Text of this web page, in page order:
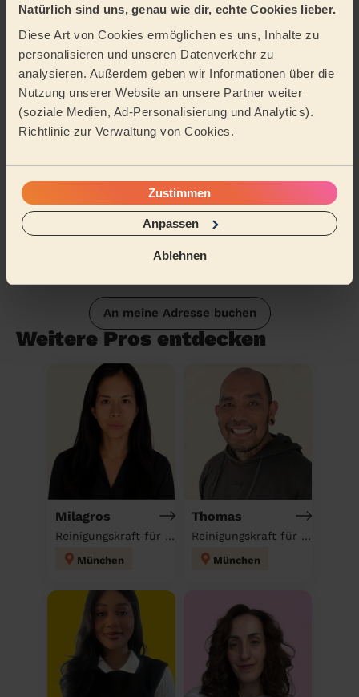
Natürlich sind uns, genau wie dir, echte Cookies lieber.
Diese Art von Cookies ermöglichen es uns, Inhalte zu
personalisieren und unseren Datenverkehr zu
analysieren. Außerdem geben wir Informationen über die
Nutzung unserer Website an unsere Partner weiter
(soziale Medien, Ad-Personalisierung und Analytics).
Richtlinie zur Verwaltung von Cookies.
Zustimmen
Anpassen
Ablehnen
Reinigungsmittel
Tätigkeitsbereich
An meine Adresse buchen
Weitere Pros entdecken
Milagros
Reinigungskraft für deinen Haushalt
München
Thomas
Reinigungskraft für deinen Haushalt
München